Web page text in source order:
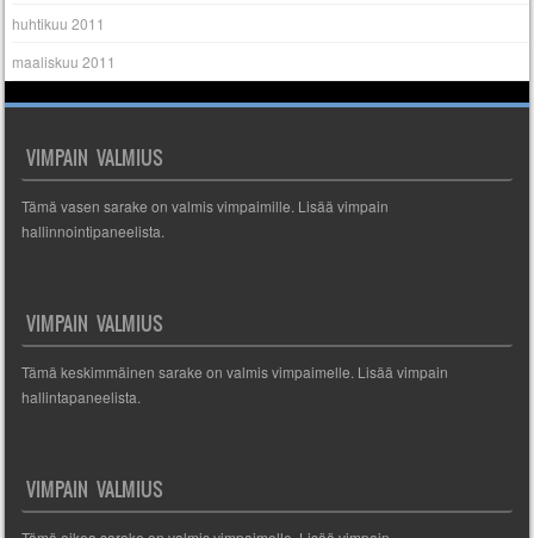
huhtikuu 2011
maaliskuu 2011
VIMPAIN VALMIUS
Tämä vasen sarake on valmis vimpaimille. Lisää vimpain
hallinnointipaneelista.
VIMPAIN VALMIUS
Tämä keskimmäinen sarake on valmis vimpaimelle. Lisää vimpain
hallintapaneelista.
VIMPAIN VALMIUS